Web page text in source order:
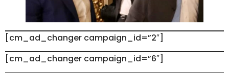
[cm_ad_changer campaign_id=”2″]
[cm_ad_changer campaign_id=”6″]